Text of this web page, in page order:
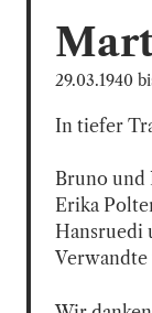
29.03.1940
In tiefer
Bruno und
Erika
Hansruedi